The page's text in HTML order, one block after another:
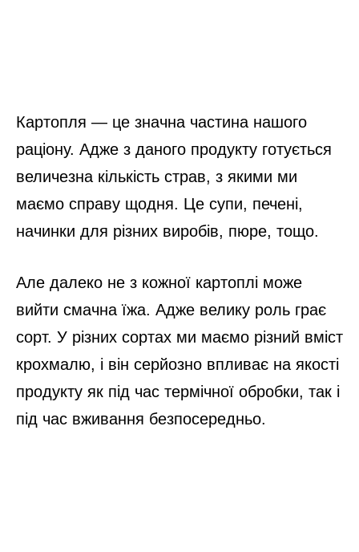
Картопля — це значна частина нашого
раціону. Адже з даного продукту готується
величезна кількість страв, з якими ми
маємо справу щодня. Це супи, печені,
начинки для різних виробів, пюре, тощо.
Але далеко не з кожної картоплі може
вийти смачна їжа. Адже велику роль грає
сорт. У різних сортах ми маємо різний вміст
крохмалю, і він серйозно впливає на якості
продукту як під час термічної обробки, так і
під час вживання безпосередньо.